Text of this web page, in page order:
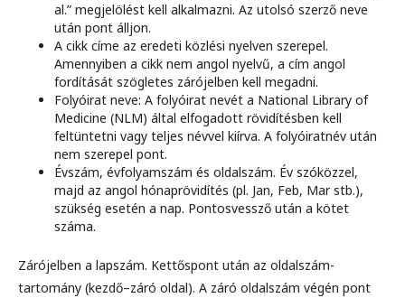
al.” megjelölést kell alkalmazni. Az utolsó szerző neve
után pont álljon.
A cikk címe az eredeti közlési nyelven szerepel.
Amennyiben a cikk nem angol nyelvű, a cím angol
fordítását szögletes zárójelben kell megadni.
Folyóirat neve: A folyóirat nevét a National Library of
Medicine (NLM) által elfogadott rövidítésben kell
feltüntetni vagy teljes névvel kiírva. A folyóiratnév után
nem szerepel pont.
Évszám, évfolyamszám és oldalszám. Év szóközzel,
majd az angol hónaprövidítés (pl. Jan, Feb, Mar stb.),
szükség esetén a nap. Pontosvessző után a kötet
száma.
Zárójelben a lapszám. Kettőspont után az oldalszám-
tartomány (kezdő–záró oldal). A záró oldalszám végén pont